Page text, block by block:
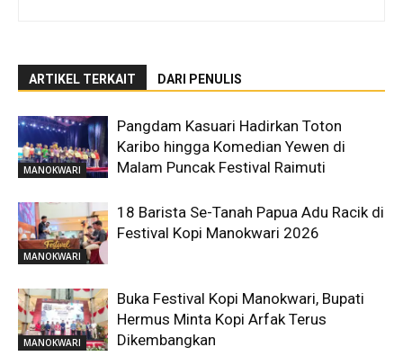
ARTIKEL TERKAIT DARI PENULIS
MANOKWARI
Pangdam Kasuari Hadirkan Toton
Karibo hingga Komedian Yewen di
Malam Puncak Festival Raimuti
MANOKWARI
18 Barista Se-Tanah Papua Adu Racik di
Festival Kopi Manokwari 2026
MANOKWARI
Buka Festival Kopi Manokwari, Bupati
Hermus Minta Kopi Arfak Terus
Dikembangkan